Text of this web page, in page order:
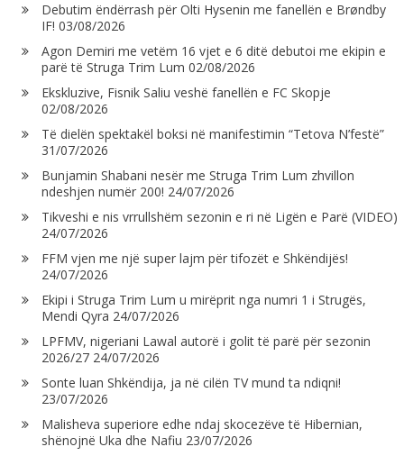
Debutim ëndërrash për Olti Hysenin me fanellën e Brøndby
IF! 03/08/2026
Agon Demiri me vetëm 16 vjet e 6 ditë debutoi me ekipin e
parë të Struga Trim Lum 02/08/2026
Ekskluzive, Fisnik Saliu veshë fanellën e FC Skopje
02/08/2026
Të dielën spektakël boksi në manifestimin “Tetova N’festë”
31/07/2026
Bunjamin Shabani nesër me Struga Trim Lum zhvillon
ndeshjen numër 200! 24/07/2026
Tikveshi e nis vrrullshëm sezonin e ri në Ligën e Parë (VIDEO)
24/07/2026
FFM vjen me një super lajm për tifozët e Shkëndijës!
24/07/2026
Ekipi i Struga Trim Lum u mirëprit nga numri 1 i Strugës,
Mendi Qyra 24/07/2026
LPFMV, nigeriani Lawal autorë i golit të parë për sezonin
2026/27 24/07/2026
Sonte luan Shkëndija, ja në cilën TV mund ta ndiqni!
23/07/2026
Malisheva superiore edhe ndaj skocezëve të Hibernian,
shënojnë Uka dhe Nafiu 23/07/2026